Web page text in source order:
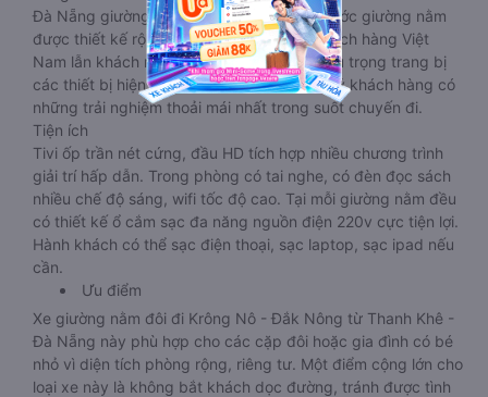
Đà Nẵng giường phòng. Tuy nhiên kích thước giường nằm
được thiết kế rộng hơn, phù hợp với cả khách hàng Việt
Nam lẫn khách nước ngoài. Nhà xe vẫn chú trọng trang bị
các thiết bị hiện đại nhằm đảm bảo cho quý khách hàng có
những trải nghiệm thoải mái nhất trong suốt chuyến đi.
Tiện ích
Tivi ốp trần nét cứng, đầu HD tích hợp nhiều chương trình
giải trí hấp dẫn. Trong phòng có tai nghe, có đèn đọc sách
nhiều chế độ sáng, wifi tốc độ cao. Tại mỗi giường nằm đều
có thiết kế ổ cắm sạc đa năng nguồn điện 220v cực tiện lợi.
Hành khách có thể sạc điện thoại, sạc laptop, sạc ipad nếu
cần.
Ưu điểm
Xe giường nằm đôi đi Krông Nô - Đắk Nông từ Thanh Khê -
Đà Nẵng này phù hợp cho các cặp đôi hoặc gia đình có bé
nhỏ vì diện tích phòng rộng, riêng tư. Một điểm cộng lớn cho
loại xe này là không bắt khách dọc đường, tránh được tình